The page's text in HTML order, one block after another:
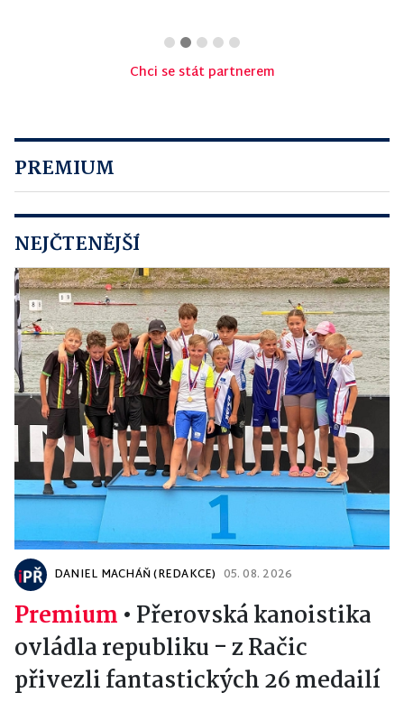
Chci se stát partnerem
PREMIUM
NEJČTENĚJŠÍ
DANIEL MACHÁŇ (REDAKCE) 05. 08. 2026
Premium • Přerovská kanoistika
ovládla republiku - z Račic
přivezli fantastických 26 medailí